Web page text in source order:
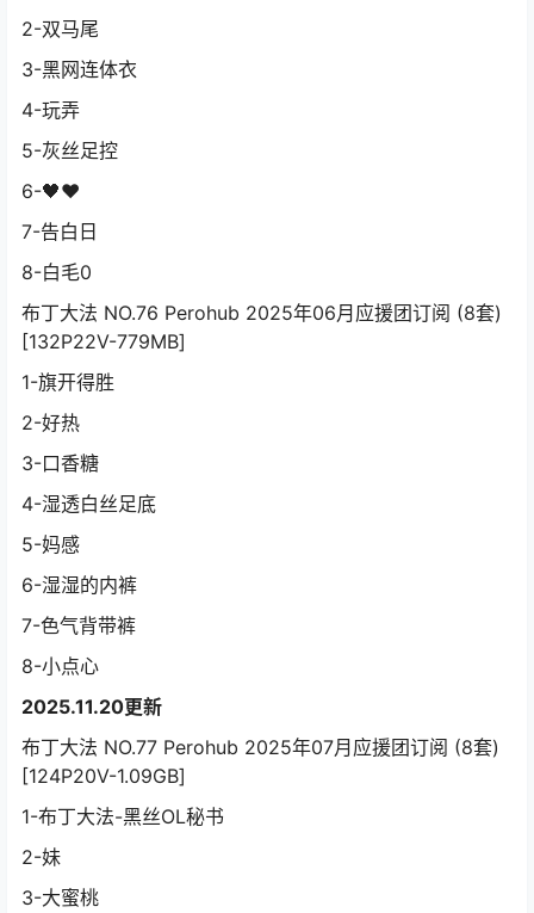
2-双马尾
3-黑网连体衣
4-玩弄
5-灰丝足控
6-🖤❤️
7-告白日
8-白毛0
布丁大法 NO.76 Perohub 2025年06月应援团订阅 (8套)
[132P22V-779MB]
1-旗开得胜
2-好热
3-口香糖
4-湿透白丝足底
5-妈感
6-湿湿的内裤
7-色气背带裤
8-小点心
2025.11.20更新
布丁大法 NO.77 Perohub 2025年07月应援团订阅 (8套)
[124P20V-1.09GB]
1-布丁大法-黑丝OL秘书
2-妹
3-大蜜桃